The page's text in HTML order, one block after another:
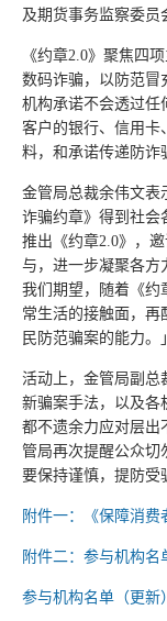
及期货事务监察委员
《约章2.0》聚焦四
数码诈骗，以防范冒
机构承诺不会透过任
客户的银行、信用卡
料，和承诺传递防诈
金管局总裁余伟文表
诈骗约章》得到社会
推出《约章2.0》，
与，进一步凝聚各方
我们期望，随着《约
常生活的接触面，再
民防范骗案的能力。」
活动上，金管局副总
新骗案手法，以及各
都不遗余力应对层出
管局再次提醒公众切
要保持谨慎，提防受
附件一：《保障消费
附件二：参与机构名
参与机构名单（更新）